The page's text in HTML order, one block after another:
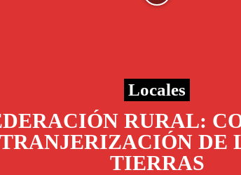
Locales
RURAL:
DE
TIERRAS